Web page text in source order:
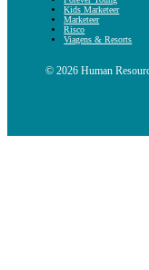
Kids Marketeer
Marketeer
Risco
Viagens & Resorts
© 2026 Human